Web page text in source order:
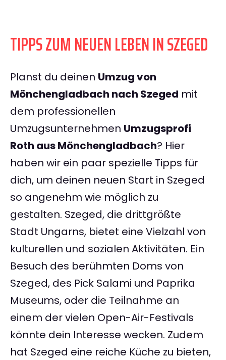
TIPPS ZUM NEUEN LEBEN IN SZEGED
Planst du deinen Umzug von
Mönchengladbach nach Szeged mit
dem professionellen
Umzugsunternehmen Umzugsprofi
Roth aus Mönchengladbach? Hier
haben wir ein paar spezielle Tipps für
dich, um deinen neuen Start in Szeged
so angenehm wie möglich zu
gestalten. Szeged, die drittgrößte
Stadt Ungarns, bietet eine Vielzahl von
kulturellen und sozialen Aktivitäten. Ein
Besuch des berühmten Doms von
Szeged, des Pick Salami und Paprika
Museums, oder die Teilnahme an
einem der vielen Open-Air-Festivals
könnte dein Interesse wecken. Zudem
hat Szeged eine reiche Küche zu bieten,